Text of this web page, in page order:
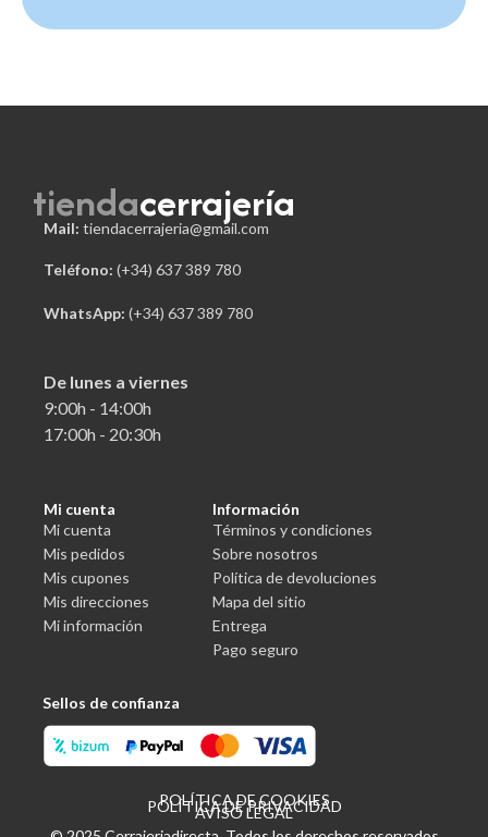
tiendacerrajería
Mail: tiendacerrajeria@gmail.com
Teléfono: (+34) 637 389 780
WhatsApp: (+34) 637 389 780
De lunes a viernes
9:00h - 14:00h
17:00h - 20:30h
Mi cuenta
Mi cuenta
Mis pedidos
Mis cupones
Mis direcciones
Mi información
Información
Términos y condiciones
Sobre nosotros
Política de devoluciones
Mapa del sitio
Entrega
Pago seguro
Sellos de confianza
POLÍTICA DE COOKIES
POLÍTICA DE PRIVACIDAD
AVISO LEGAL